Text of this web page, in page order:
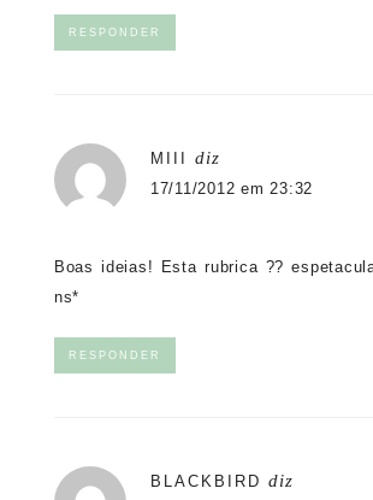
RESPONDER
MIII diz
17/11/2012 em 23:32
Boas ideias! Esta rubrica ??
ns*
RESPONDER
BLACKBIRD diz